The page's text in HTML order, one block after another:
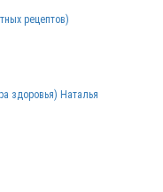
рецептов)
здоровья) Наталья